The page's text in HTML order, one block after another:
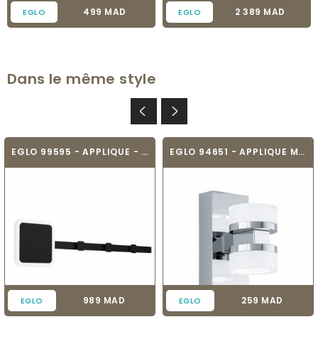
EGLO Prix
499 MAD EGLO Prix
2 389 MAD
Dans le même style
EGLO 99595 - APPLIQUE - CARTIGNANO
EGLO Prix
989 MAD
EGLO 94651 - APPLIQUE MURALE SALLE DE BAIN...
EGLO Prix
259 MAD